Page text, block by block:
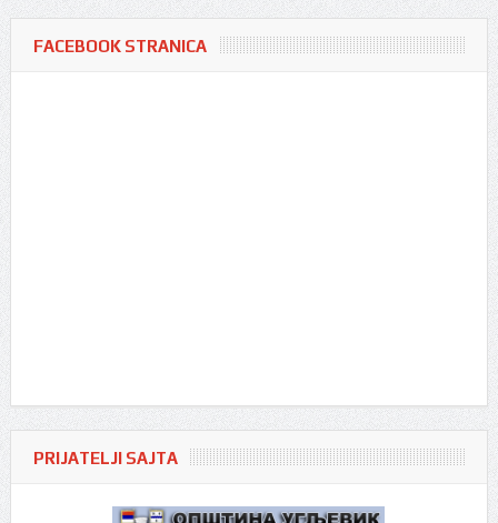
FACEBOOK STRANICA
PRIJATELJI SAJTA